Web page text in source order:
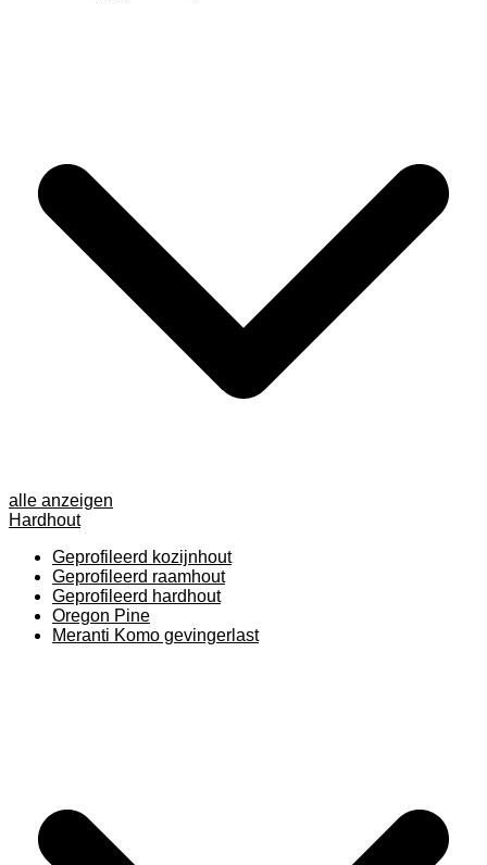
alle anzeigen
Hardhout
Geprofileerd kozijnhout
Geprofileerd raamhout
Geprofileerd hardhout
Oregon Pine
Meranti Komo gevingerlast